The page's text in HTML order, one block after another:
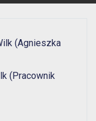
(Agnieszka
(Pracownik